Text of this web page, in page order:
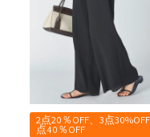
2点20％OFF、3点
点40％OFF